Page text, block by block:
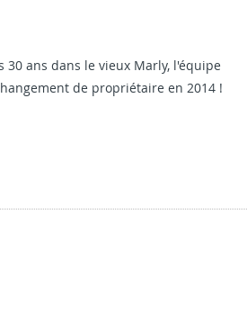
ans dans le vieux Marly, l'équipe
de propriétaire en 2014 !